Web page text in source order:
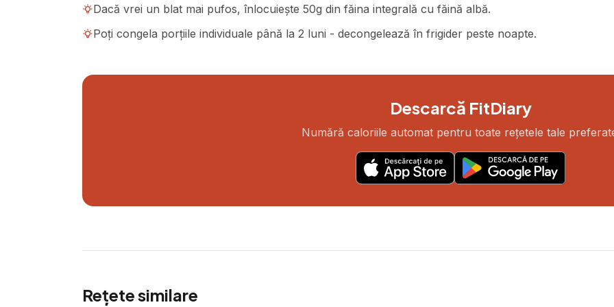
Dacă vrei un blat mai pufos, înlocuiește 50g din făina integrală cu făină albă.
Poți congela porțiile individuale până la 2 luni - decongelează în frigider peste noapte.
Descarcă FitDiary
Numără caloriile automat pentru toate rețetele tale
Rețete similare